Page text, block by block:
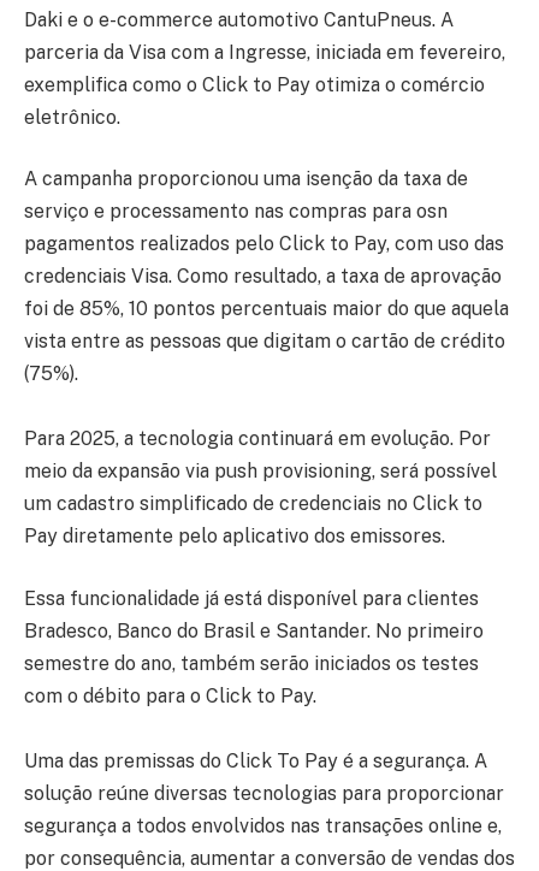
Daki e o e-commerce automotivo CantuPneus. A
parceria da Visa com a Ingresse, iniciada em fevereiro,
exemplifica como o Click to Pay otimiza o comércio
eletrônico.
A campanha proporcionou uma isenção da taxa de
serviço e processamento nas compras para osn
pagamentos realizados pelo Click to Pay, com uso das
credenciais Visa. Como resultado, a taxa de aprovação
foi de 85%, 10 pontos percentuais maior do que aquela
vista entre as pessoas que digitam o cartão de crédito
(75%).
Para 2025, a tecnologia continuará em evolução. Por
meio da expansão via push provisioning, será possível
um cadastro simplificado de credenciais no Click to
Pay diretamente pelo aplicativo dos emissores.
Essa funcionalidade já está disponível para clientes
Bradesco, Banco do Brasil e Santander. No primeiro
semestre do ano, também serão iniciados os testes
com o débito para o Click to Pay.
Uma das premissas do Click To Pay é a segurança. A
solução reúne diversas tecnologias para proporcionar
segurança a todos envolvidos nas transações online e,
por consequência, aumentar a conversão de vendas dos